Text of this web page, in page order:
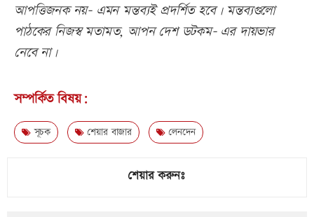
আপত্তিজনক নয়- এমন মন্তব্যই প্রদর্শিত হবে। মন্তব্যগুলো
পাঠকের নিজস্ব মতামত, আপন দেশ ডটকম- এর দায়ভার
নেবে না।
সম্পর্কিত বিষয়:
সূচক শেয়ার বাজার লেনদেন
শেয়ার করুনঃ